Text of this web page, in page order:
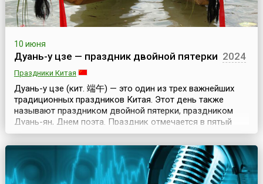
10 июня
Дуань-у цзе — праздник двойной пятерки 2024
Праздники Китая
Дуань-у цзе (кит. 端午) — это один из трех важнейших
традиционных праздников Китая. Этот день также
называют праздником двойной пятерки, праздником
Дуань-ян, Днем поэта. Праздник отмечается в пятый
день пятого месяца по лунному календарю. По
наиболее распространенному мнению, возникновение
этого праздника связано с памятью о древнем
китайском поэте-патриоте Цюй Юане. Цюй Юань жил в
царстве Ч...